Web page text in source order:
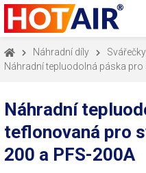
Náhradní díly
Náhradní tepluodolná páska pro
Náhradní
teflonovaná pro
200 a PFS-200A